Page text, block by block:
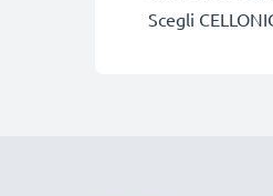
Scegli